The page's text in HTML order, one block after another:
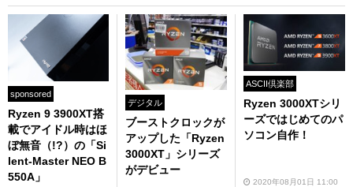
sponsored
Ryzen 9 3900XT搭
載でアイドル時はほ
ぼ無音（!?）の「Si
lent-Master NEO B
550A」
デジタル
ブーストクロックが
アップした「Ryzen
3000XT」シリーズ
がデビュー
ASCII倶楽部
Ryzen 3000XTシリ
ーズではじめてのパ
ソコン自作！
2020年08月01日 11:00